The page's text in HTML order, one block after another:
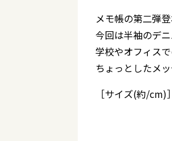
メモ帳の第二弾登
今回は半袖のデ
学校やオフィス
ちょっとしたメ
［サイズ(約/